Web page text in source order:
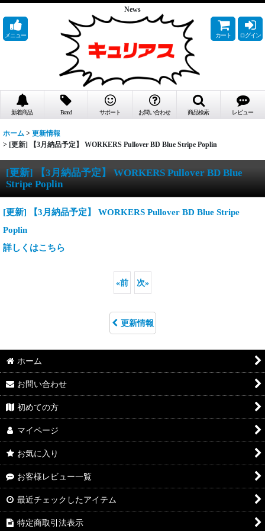
News
メニュー カート ログイン
新着商品 Brand サポート お問い合わせ 商品検索 レビュー
ホーム > 更新情報
> [更新] 【3月納品予定】 WORKERS Pullover BD Blue Stripe Poplin
[更新] 【3月納品予定】 WORKERS Pullover BD Blue
Stripe Poplin
[更新] 【3月納品予定】 WORKERS Pullover BD Blue Stripe
Poplin
詳しくはこちら
«前 次»
更新情報
ホーム
お問い合わせ
初めての方
マイページ
お気に入り
お客様レビュー一覧
最近チェックしたアイテム
特定商取引法表示